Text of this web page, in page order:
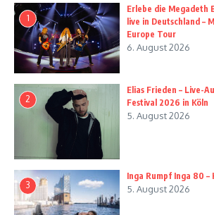
1
Erlebe die Megadeth
live in Deutschland –
Europe Tour
6. August 2026
2
Elias Frieden – Live-
Festival 2026 in Köln
5. August 2026
3
Inga Rumpf Inga 80
5. August 2026